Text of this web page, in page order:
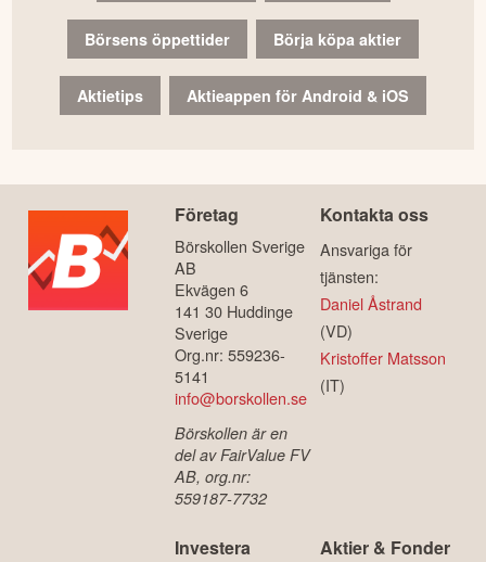
Börsens öppettider Börja köpa aktier
Aktietips Aktieappen för Android & iOS
Företag
Börskollen Sverige
AB
Ekvägen 6
141 30 Huddinge
Sverige
Org.nr: 559236-
5141
info@borskollen.se
Börskollen är en
del av FairValue FV
AB, org.nr:
559187-7732
Kontakta oss
Ansvariga för
tjänsten:
Daniel Åstrand
(VD)
Kristoffer Matsson
(IT)
Investera Aktier & Fonder